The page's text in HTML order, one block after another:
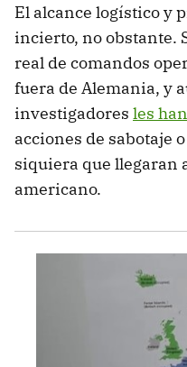
El alcance logístico y
incierto, no obstante.
real de comandos
fuera de Alemania, y
investigadores les
acciones de sabotaje
siquiera que llegaran
americano.